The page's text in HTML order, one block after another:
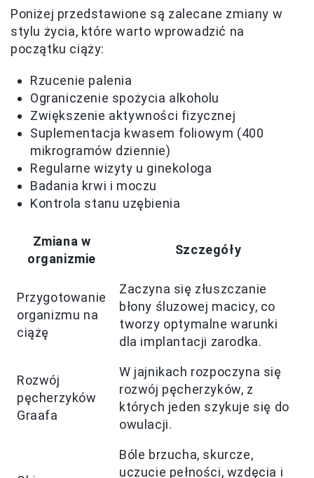
Poniżej przedstawione są zalecane zmiany w
stylu życia, które warto wprowadzić na
początku ciąży:
Rzucenie palenia
Ograniczenie spożycia alkoholu
Zwiększenie aktywności fizycznej
Suplementacja kwasem foliowym (400
mikrogramów dziennie)
Regularne wizyty u ginekologa
Badania krwi i moczu
Kontrola stanu uzębienia
Zmiana w
organizmie
Szczegóły
Przygotowanie
organizmu na
ciążę
Zaczyna się złuszczanie
błony śluzowej macicy, co
tworzy optymalne warunki
dla implantacji zarodka.
Rozwój
pęcherzyków
Graafa
W jajnikach rozpoczyna się
rozwój pęcherzyków, z
których jeden szykuje się do
owulacji.
Bóle brzucha, skurcze,
uczucie pełności, wzdęcia i